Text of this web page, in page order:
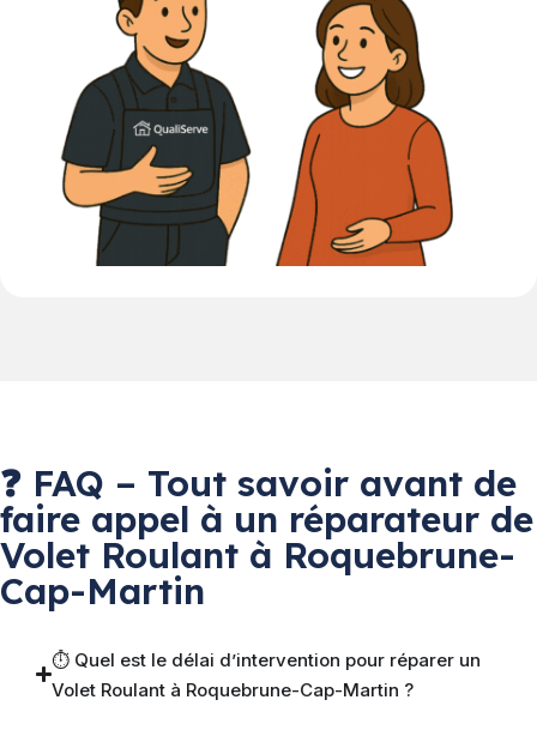
❓ FAQ – Tout savoir avant de
faire appel à un réparateur de
Volet Roulant à Roquebrune-
Cap-Martin
⏱ Quel est le délai d’intervention pour réparer un
Volet Roulant à Roquebrune-Cap-Martin ?